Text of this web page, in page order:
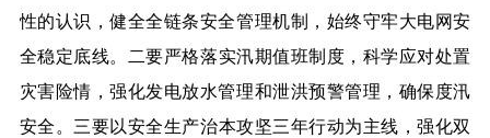
性的认识，健全全链条安全管理机制，始终守牢大电网安
全稳定底线。
二要严格落实汛期值班制度，科学应对处置
灾害险情，强化发电放水管理和泄洪预警管理，确保度汛
安全。 三要以安全生产治本攻坚三年行动为主线，强化双